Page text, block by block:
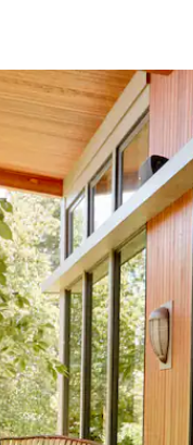
oder erkunde die